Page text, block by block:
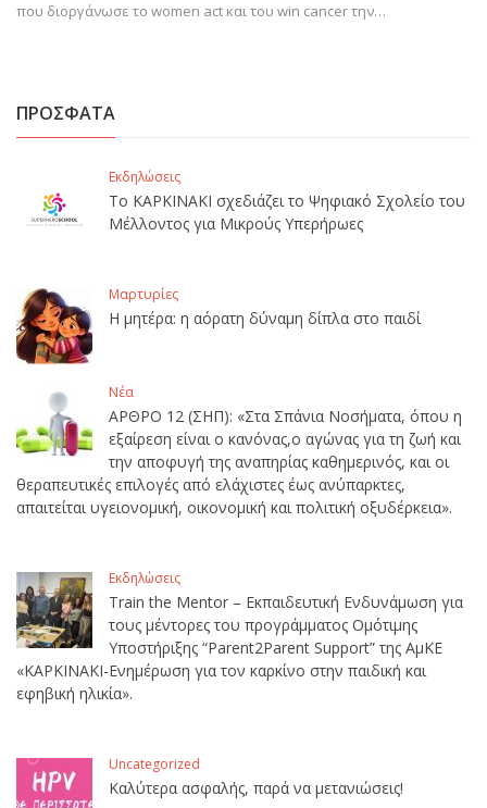
που διοργάνωσε το women act και του win cancer την…
ΠΡΟΣΦΑΤΑ
Εκδηλώσεις
Το ΚΑΡΚΙΝΑΚΙ σχεδιάζει το Ψηφιακό Σχολείο του
Μέλλοντος για Μικρούς Υπερήρωες
Μαρτυρίες
Η μητέρα: η αόρατη δύναμη δίπλα στο παιδί
Νέα
ΑΡΘΡΟ 12 (ΣΗΠ): «Στα Σπάνια Νοσήματα, όπου η
εξαίρεση είναι ο κανόνας,ο αγώνας για τη ζωή και
την αποφυγή της αναπηρίας καθημερινός, και οι
θεραπευτικές επιλογές από ελάχιστες έως ανύπαρκτες,
απαιτείται υγειονομική, οικονομική και πολιτική οξυδέρκεια».
Εκδηλώσεις
Train the Mentor – Εκπαιδευτική Ενδυνάμωση για
τους μέντορες του προγράμματος Ομότιμης
Υποστήριξης “Parent2Parent Support” της ΑμΚΕ
«ΚΑΡΚΙΝΑΚΙ-Ενημέρωση για τον καρκίνο στην παιδική και
εφηβική ηλικία».
Uncategorized
Καλύτερα ασφαλής, παρά να μετανιώσεις!